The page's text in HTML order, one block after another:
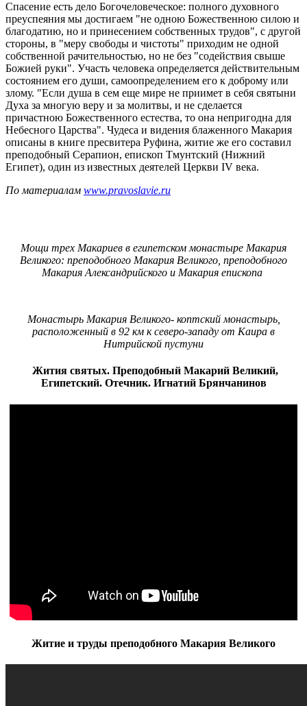
Спасение есть дело Богочеловеческое: полного духовного
преуспеяния мы достигаем "не одною Божественною силою и
благодатию, но и принесением собственных трудов", с другой
стороны, в "меру свободы и чистоты" приходим не одной
собственной рачительностью, но не без "содействия свыше
Божией руки". Участь человека определяется действительным
состоянием его души, самоопределением его к доброму или
злому. "Если душа в сем еще мире не приимет в себя святыни
Духа за многую веру и за молитвы, и не сделается
причастною Божественного естества, то она непригодна для
Небесного Царства". Чудеса и видения блаженного Макария
описаны в книге пресвитера Руфина, житие же его составил
преподобный Серапион, епископ Тмунтский (Нижний
Египет), один из известных деятелей Церкви IV века.
По материалам www.pravoslavie.ru
Мощи трех Макариев в египетском монастыре Макария
Великого: преподобного Макария Великого, преподобного
Макария Александрийского и Макария епископа
Монастырь Макария Великого- коптский монастырь,
расположенный в 92 км к северо-западу от Каира в
Нитрийской пустуни
Жития святых. Преподобный Макарий Великий,
Египетский. Отечник. Игнатий Брянчанинов
Житие и труды преподобного Макария Великого